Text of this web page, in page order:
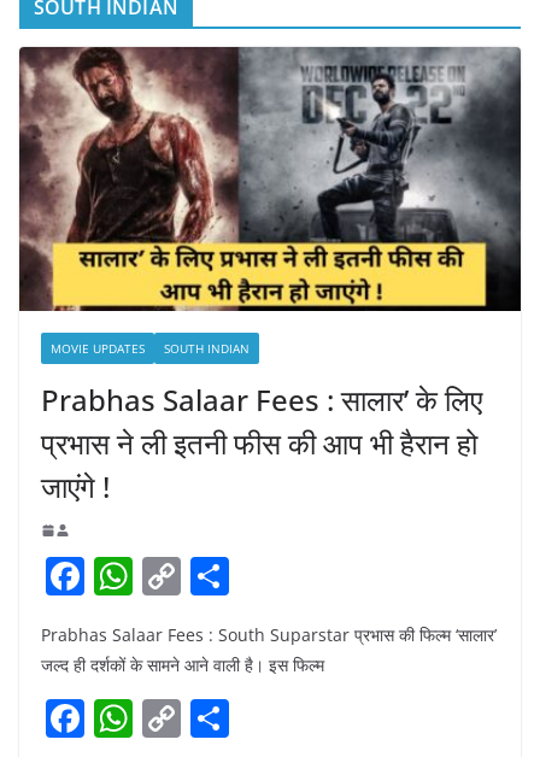
SOUTH INDIAN
MOVIE UPDATES SOUTH INDIAN
Prabhas Salaar Fees : सालार’ के लिए
प्रभास ने ली इतनी फीस की आप भी हैरान हो
जाएंगे !
F
c
e
b
W
at
s
A
C
p
y
Li
ar
Prabhas Salaar Fees : South Suparstar प्रभास की फिल्म ‘सालार’
जल्द ही दर्शकों के सामने आने वाली है। इस फिल्म
F W C